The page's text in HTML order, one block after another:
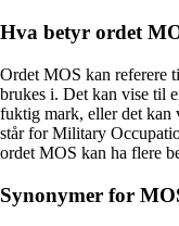
Hva betyr ordet
Ordet MOS kan referere
brukes i. Det kan vise til
fuktig mark, eller det
står for Military
ordet MOS kan ha flere
Synonymer for